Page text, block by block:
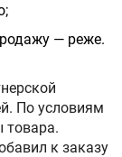
— реже.
По условиям
товара.
к заказу